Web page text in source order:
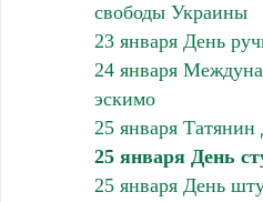
свободы Украины
23 января День
24 января
эскимо
25 января Татянин
25 января День
25 января День